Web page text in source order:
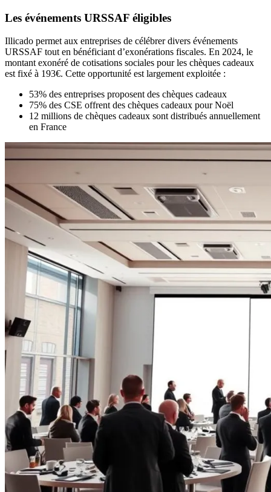
Les événements URSSAF éligibles
Illicado permet aux entreprises de célébrer divers événements
URSSAF tout en bénéficiant d’exonérations fiscales. En 2024, le
montant exonéré de cotisations sociales pour les chèques cadeaux
est fixé à 193€. Cette opportunité est largement exploitée :
53% des entreprises proposent des chèques cadeaux
75% des CSE offrent des chèques cadeaux pour Noël
12 millions de chèques cadeaux sont distribués annuellement
en France